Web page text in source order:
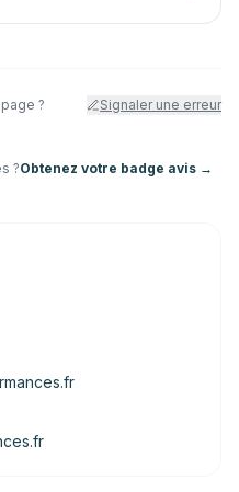
? Signaler une erreur
?Obtenez votre badge avis →